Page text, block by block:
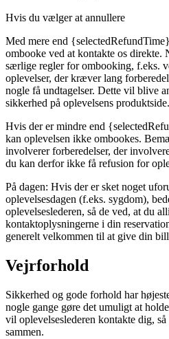
Hvis du vælger at annullere
Med mere end
ombooke ved at kontakte os direkte.
særlige regler for ombooking, f.eks.
oplevelser, der kræver lang
nogle få undtagelser. Dette vil blive
sikkerhed på oplevelsens produktside.
Hvis der er mindre end
kan oplevelsen ikke ombookes.
involverer forberedelser, der
du kan derfor ikke få refusion for
På dagen: Hvis der er sket noget
oplevelsesdagen (f.eks. sygdom),
oplevelseslederen, så de ved, at du
kontaktoplysningerne i din
generelt velkommen til at give din
Vejrforhold
Sikkerhed og gode forhold har
nogle gange gøre det umuligt at
vil oplevelseslederen kontakte dig,
sammen.